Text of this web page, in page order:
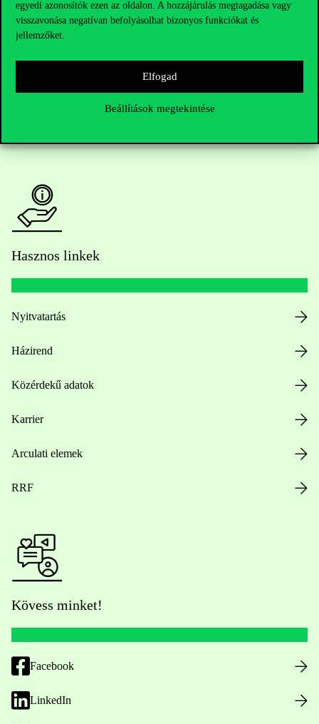
egyedi azonosítók ezen az oldalon. A hozzájárulás megtagadása vagy
visszavonása negatívan befolyásolhat bizonyos funkciókat és
jellemzőket.
Elfogad
Beállítások megtekintése
Kérdésed van a felvételivel kapcsolatban?
HUB jelenlegi hallgatóinknak
Hasznos linkek
Nyitvatartás
Házirend
Közérdekű adatok
Karrier
Arculati elemek
RRF
Kövess minket!
Facebook
LinkedIn